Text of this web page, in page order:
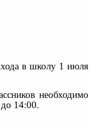
в школу 1 июля
необходимо
14:00.